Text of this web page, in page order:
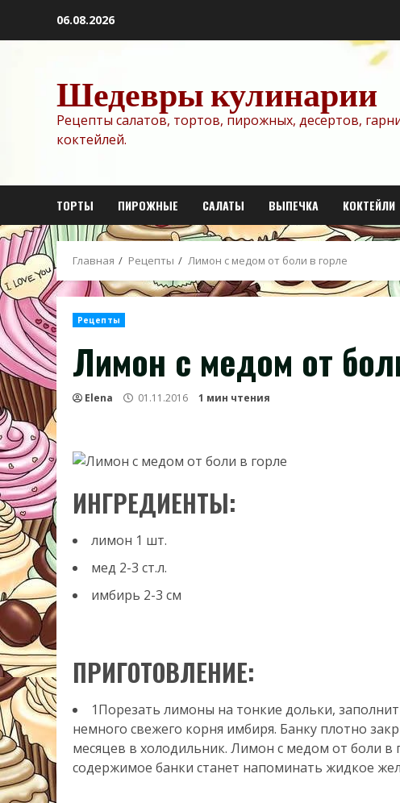
06.08.2026
Шедевры кулинарии
Рецепты салатов, тортов, пирожных, десертов,
коктейлей.
ТОРТЫ ПИРОЖНЫЕ САЛАТЫ ВЫПЕЧКА КОКТЕЙЛИ
Главная Рецепты Лимон с медом от боли в горле
Рецепты
Лимон с медом от
Elena 01.11.2016 1 мин чтения
ИНГРЕДИЕНТЫ:
лимон 1 шт.
мед 2-3 ст.л.
имбирь 2-3 см
ПРИГОТОВЛЕНИЕ:
1Порезать лимоны на тонкие дольки,
немного свежего корня имбиря. Банку плотно
месяцев в холодильник. Лимон с медом от боли в
содержимое банки станет напоминать жидкое